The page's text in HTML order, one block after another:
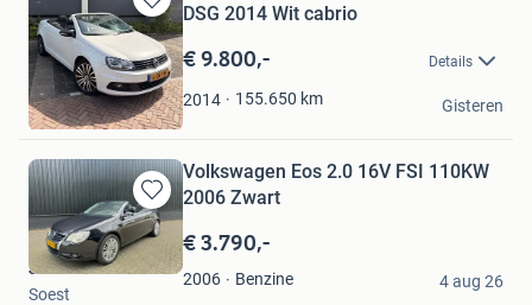
Bewaren
Mijn
Favorieten
DSG 2014 Wit cabrio
€ 9.800,- Details
2014 155.650 km
H R
Alkmaar
Gisteren
Bewaren
in
Mijn
Favorieten
Volkswagen Eos 2.0 16V FSI 110KW
2006 Zwart
€ 3.790,-
2006 Benzine
Jordi
Soest
4 aug 26